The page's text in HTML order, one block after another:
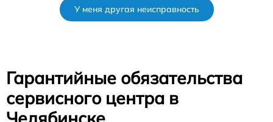
У меня другая неисправность
Гарантийные обязательства
сервисного центра в